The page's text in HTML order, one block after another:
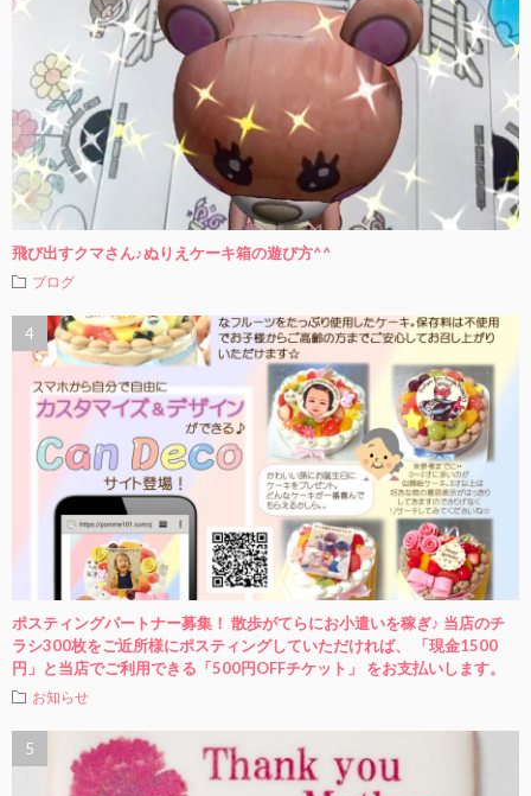
飛び出すクマさん♪ぬりえケーキ箱の遊び方^^
ブログ
ポスティングパートナー募集！ 散歩がてらにお小遣いを稼ぎ♪ 当店のチ
ラシ300枚をご近所様にポスティングしていただければ、 「現金1500
円」と当店でご利用できる「500円OFFチケット」 をお支払いします。
お知らせ